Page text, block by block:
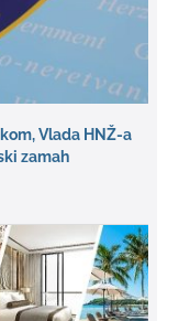
Vlada HNŽ-a
zamah